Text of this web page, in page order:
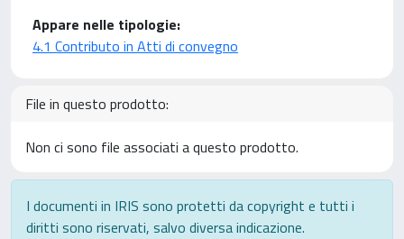
Appare nelle tipologie:
4.1 Contributo in Atti di convegno
File in questo prodotto:
Non ci sono file associati a questo prodotto.
I documenti in IRIS sono protetti da copyright e tutti i
diritti sono riservati, salvo diversa indicazione.